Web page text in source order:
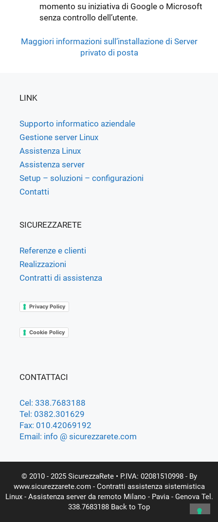
momento su iniziativa di Google o Microsoft
senza controllo dell’utente.
Maggiori informazioni sull’installazione di Server
privato di posta
LINK
Supporto informatico aziendale
Gestione server Linux
Assistenza Linux
Assistenza server
Setup – soluzioni – configurazioni
Contatti
SICUREZZARETE
Referenze e clienti
Realizzazioni
Contratti di assistenza
Privacy Policy
Cookie Policy
CONTATTACI
Cel: 338.7683188
Tel: 0382.301629
Fax: 010.42069192
Email: info @ sicurezzarete.com
© 2010 - 2025 SicurezzaRete• P.IVA: 02081510998 - By
www.sicurezzarete.com - Contratti assistenza sistemistica
Linux - Assistenza server da remoto Milano - Pavia - GenovaTel.
338.7683188 Back to Top